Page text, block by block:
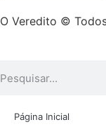
O Veredito ©
Página Inicial